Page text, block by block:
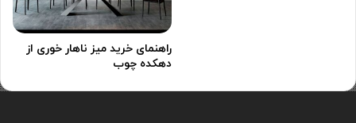
راهنمای خرید میز ناهار خوری از
دهکده چوب